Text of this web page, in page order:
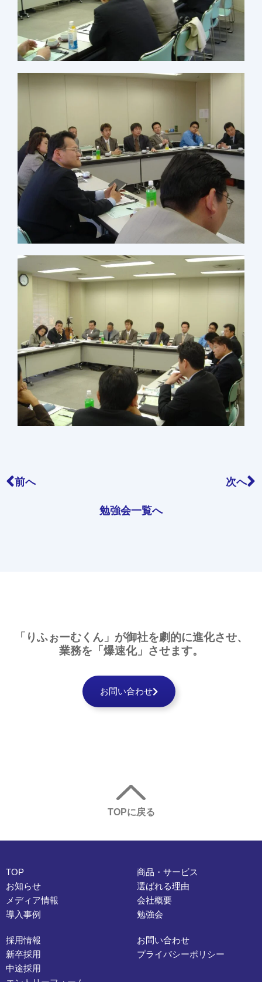
前へ 次へ
勉強会一覧へ
「りふぉーむくん」が御社を劇的に進化させ、
業務を 「爆速化」 させます。
お問い合わせ
TOPに戻る
TOP
お知らせ
メディア情報
導入事例
商品・サービス
選ばれる理由
会社概要
勉強会
採用情報
新卒採用
中途採用
お問い合わせ
プライバシーポリシー